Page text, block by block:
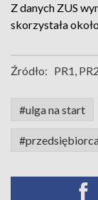
Z danych ZUS
skorzystała
Źródło: PR1,
#ulga na start